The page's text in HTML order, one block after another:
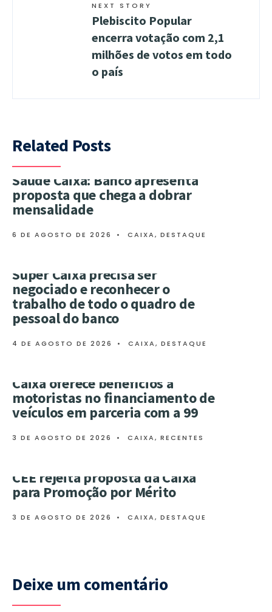
NEXT STORY
Plebiscito Popular
encerra votação com 2,1
milhões de votos em todo
o país
Related Posts
Saúde Caixa: Banco apresenta
proposta que chega a dobrar
mensalidade
6 DE AGOSTO DE 2026 • CAIXA, DESTAQUE
Super Caixa precisa ser
negociado e reconhecer o
trabalho de todo o quadro de
pessoal do banco
4 DE AGOSTO DE 2026 • CAIXA, DESTAQUE
Caixa oferece benefícios a
motoristas no financiamento de
veículos em parceria com a 99
3 DE AGOSTO DE 2026 • CAIXA, RECENTES
CEE rejeita proposta da Caixa
para Promoção por Mérito
3 DE AGOSTO DE 2026 • CAIXA, DESTAQUE
Deixe um comentário